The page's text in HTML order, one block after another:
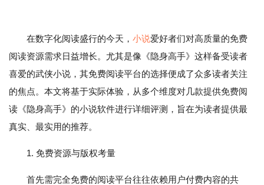
在数字化阅读盛行的今天， 小说爱好者们对高质量的免费
阅读资源需求日益增长。尤其是像《隐身高手》这样备受读者
喜爱的武侠小说，其免费阅读平台的选择便成了众多读者关注
的焦点。本文将基于实际体验，从多个维度对几款提供免费阅
读《隐身高手》的小说软件进行详细评测，旨在为读者提供最
真实、最实用的推荐。
1. 免费资源与版权考量
首先需完全免费的阅读平台往往依赖用户付费内容的共